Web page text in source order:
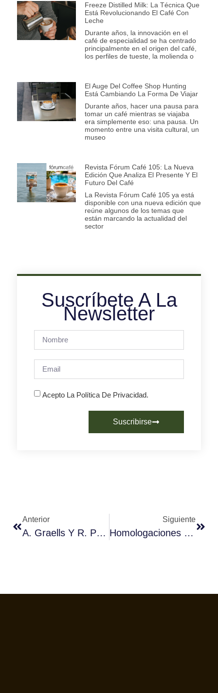
Freeze Distilled Milk: La Técnica Que
Está Revolucionando El Café Con
Leche
Durante años, la innovación en el
café de especialidad se ha centrado
principalmente en el origen del café,
los perfiles de tueste, la molienda o
El Auge Del Coffee Shop Hunting
Está Cambiando La Forma De Viajar
Durante años, hacer una pausa para
tomar un café mientras se viajaba
era simplemente eso: una pausa. Un
momento entre una visita cultural, un
museo
Revista Fórum Café 105: La Nueva
Edición Que Analiza El Presente Y El
Futuro Del Café
La Revista Fórum Café 105 ya está
disponible con una nueva edición que
reúne algunos de los temas que
están marcando la actualidad del
sector
Suscríbete A La
Newsletter
Acepto La Política De Privacidad.
Suscribirse
Anterior
A. Graells Y R. Puigdomenech De Lleida Estarán XI Campeonato De Baristas De Cataluña
Siguiente
Homologaciones Jueces Baristas-Canarias, Aragón Y Cantabria